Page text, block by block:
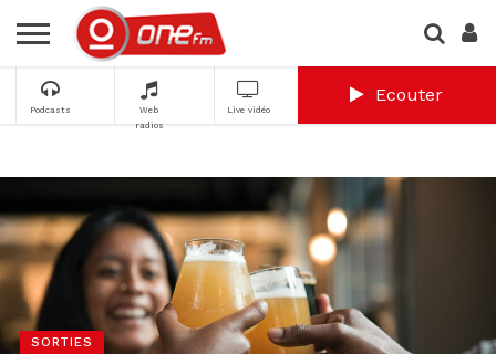
Podcasts
Web
radios
Live vidéo
Ecouter
SORTIES